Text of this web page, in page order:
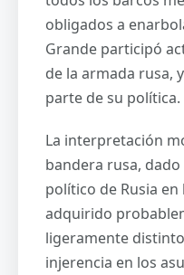
obligados a
Grande participó
de la armada rusa,
parte de su política.
La interpretación
bandera rusa,
político de Rusia
adquirido
ligeramente
injerencia en los